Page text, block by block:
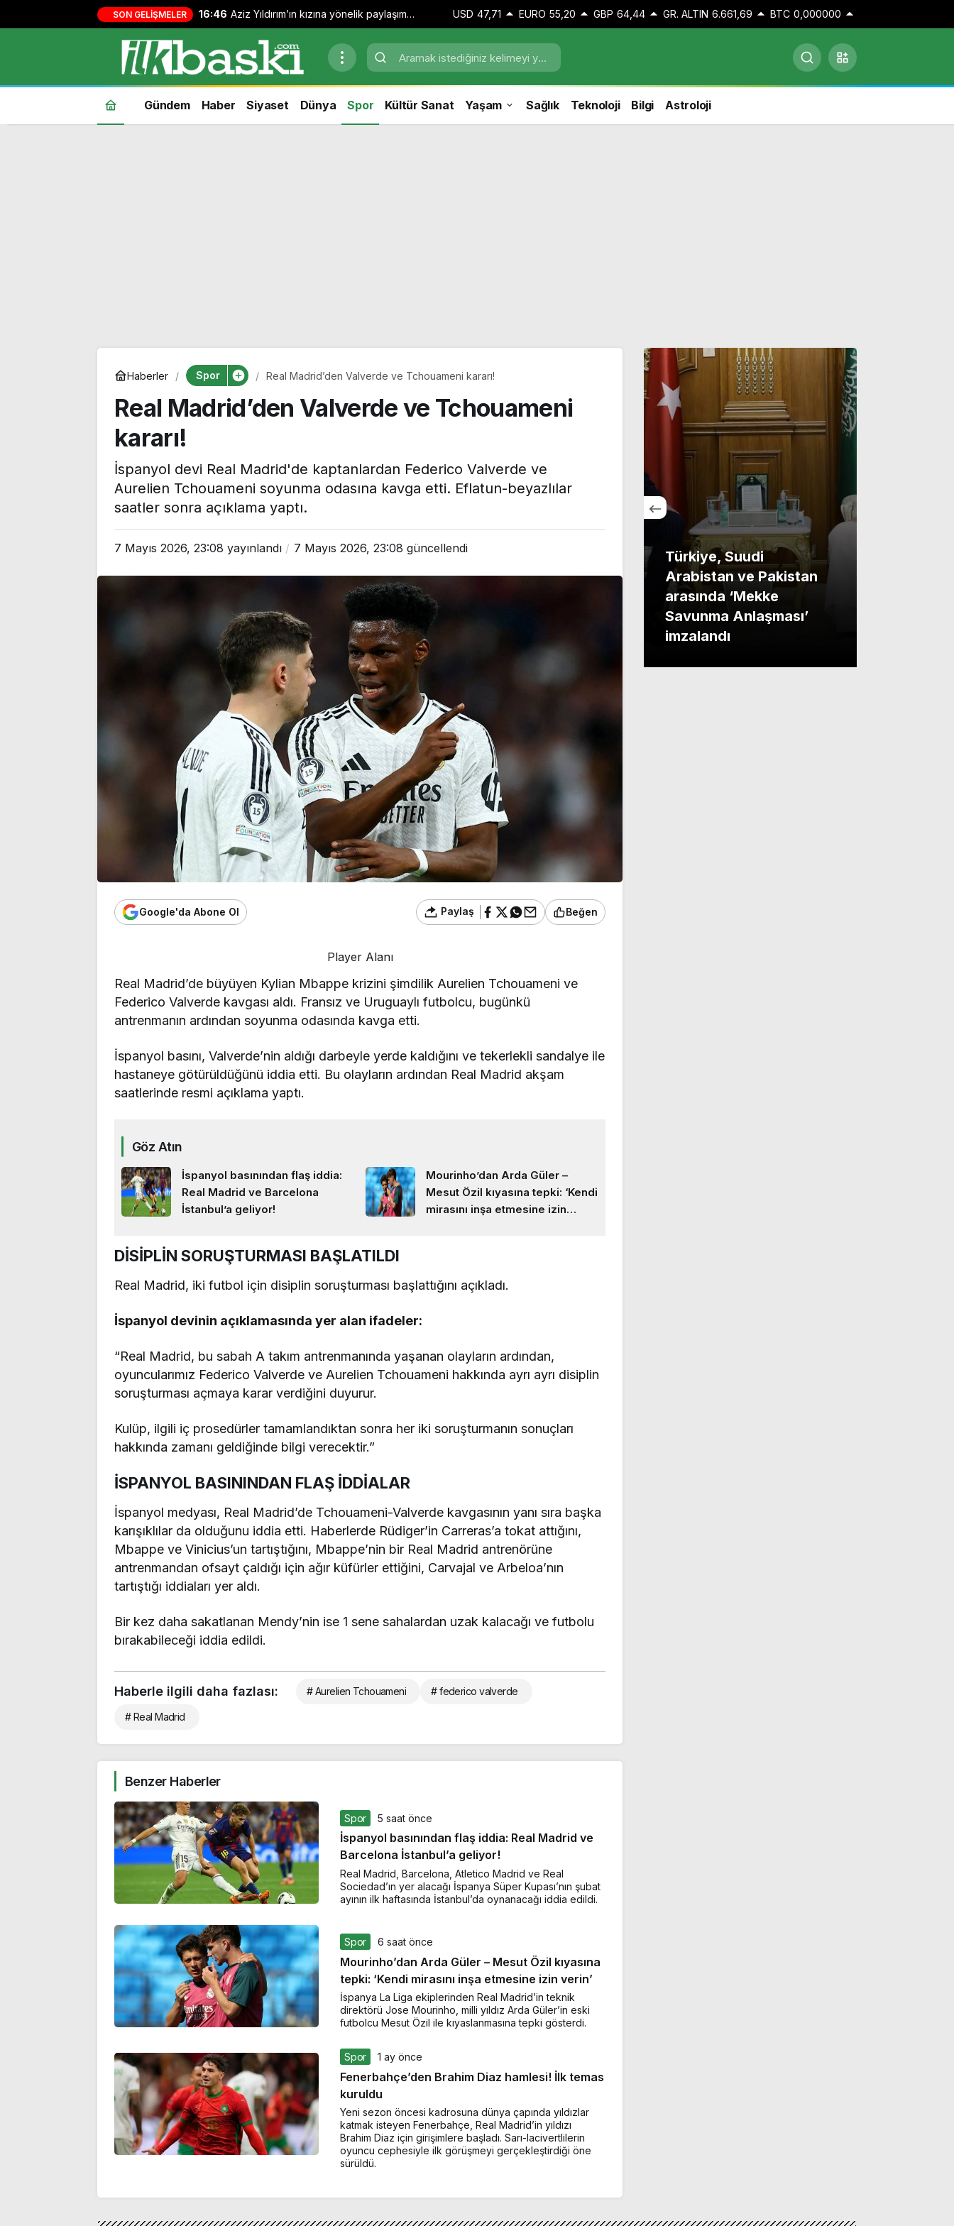
SON GELIŞMELER 16:46 Aziz Yıldırım’ın kızına yönelik paylaşım
yapan kişi hakkında adli kontrol kararı
USD 47,71 EURO 55,20 GBP 64,44 GR. ALTIN 6.661,69 BTC 0,000000
Gündem Haber Siyaset Dünya Spor Kültür Sanat Yaşam Sağlık Teknoloji Bilgi Astroloji
Haberler Spor Real Madrid’den Valverde ve Tchouameni kararı!
Real Madrid’den Valverde ve Tchouameni
kararı!
İspanyol devi Real Madrid'de kaptanlardan Federico Valverde ve
Aurelien Tchouameni soyunma odasına kavga etti. Eflatun-beyazlılar
saatler sonra açıklama yaptı.
7 Mayıs 2026, 23:08 yayınlandı 7 Mayıs 2026, 23:08 güncellendi
Google'da Abone Ol Paylaş Beğen
Player Alanı
Real Madrid’de büyüyen Kylian Mbappe krizini şimdilik Aurelien Tchouameni ve
Federico Valverde kavgası aldı. Fransız ve Uruguaylı futbolcu, bugünkü
antrenmanın ardından soyunma odasında kavga etti.
İspanyol basını, Valverde’nin aldığı darbeyle yerde kaldığını ve tekerlekli sandalye ile
hastaneye götürüldüğünü iddia etti. Bu olayların ardından Real Madrid akşam
saatlerinde resmi açıklama yaptı.
Göz Atın
İspanyol basınından flaş iddia:
Real Madrid ve Barcelona
İstanbul’a geliyor!
Mourinho’dan Arda Güler –
Mesut Özil kıyasına tepki: ‘Kendi
mirasını inşa etmesine izin
DİSİPLİN SORUŞTURMASI BAŞLATILDI
Real Madrid, iki futbol için disiplin soruşturması başlattığını açıkladı.
İspanyol devinin açıklamasında yer alan ifadeler:
“Real Madrid, bu sabah A takım antrenmanında yaşanan olayların ardından,
oyuncularımız Federico Valverde ve Aurelien Tchouameni hakkında ayrı ayrı disiplin
soruşturması açmaya karar verdiğini duyurur.
Kulüp, ilgili iç prosedürler tamamlandıktan sonra her iki soruşturmanın sonuçları
hakkında zamanı geldiğinde bilgi verecektir.”
İSPANYOL BASININDAN FLAŞ İDDİALAR
İspanyol medyası, Real Madrid’de Tchouameni-Valverde kavgasının yanı sıra başka
karışıklılar da olduğunu iddia etti. Haberlerde Rüdiger’in Carreras’a tokat attığını,
Mbappe ve Vinicius’un tartıştığını, Mbappe’nin bir Real Madrid antrenörüne
antrenmandan ofsayt çaldığı için ağır küfürler ettiğini, Carvajal ve Arbeloa’nın
tartıştığı iddiaları yer aldı.
Bir kez daha sakatlanan Mendy’nin ise 1 sene sahalardan uzak kalacağı ve futbolu
bırakabileceği iddia edildi.
Haberle ilgili daha fazlası: # Aurelien Tchouameni # federico valverde
# Real Madrid
Benzer Haberler
Spor 5 saat önce
İspanyol basınından flaş iddia: Real Madrid ve
Barcelona İstanbul’a geliyor!
Real Madrid, Barcelona, Atletico Madrid ve Real
Sociedad’ın yer alacağı İspanya Süper Kupası’nın şubat
ayının ilk haftasında İstanbul’da oynanacağı iddia edildi.
Spor 6 saat önce
Mourinho’dan Arda Güler – Mesut Özil kıyasına
tepki: ‘Kendi mirasını inşa etmesine izin verin’
İspanya La Liga ekiplerinden Real Madrid’in teknik
direktörü Jose Mourinho, milli yıldız Arda Güler’in eski
futbolcu Mesut Özil ile kıyaslanmasına tepki gösterdi.
Spor 1 ay önce
Fenerbahçe’den Brahim Diaz hamlesi! İlk temas
kuruldu
Yeni sezon öncesi kadrosuna dünya çapında yıldızlar
katmak isteyen Fenerbahçe, Real Madrid’in yıldızı
Brahim Diaz için girişimlere başladı. Sarı-lacivertlilerin
oyuncu cephesiyle ilk görüşmeyi gerçekleştirdiği öne
sürüldü.
Tepebaşı
Özgür Özel’den Le
Monde’a çarpıcı yazı:
‘Bu sürecin kırılma
noktası…’
Türkiye, Suudi
Arabistan ve Pakistan
arasında ‘Mekke
Savunma Anlaşması’
imzalandı